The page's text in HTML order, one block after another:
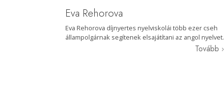
Eva Rehorova
Eva Rehorova díjnyertes nyelviskolái több ezer cseh
állampolgárnak segítenek elsajátítani az angol nyelvet.
Tovább